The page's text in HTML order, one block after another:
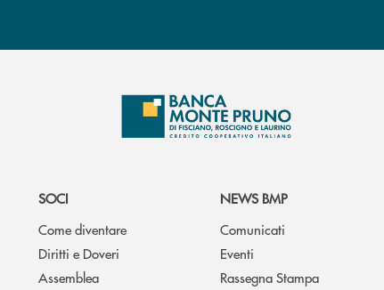
SOCI
Come diventare
Diritti e Doveri
Assemblea
NEWS BMP
Comunicati
Eventi
Rassegna Stampa